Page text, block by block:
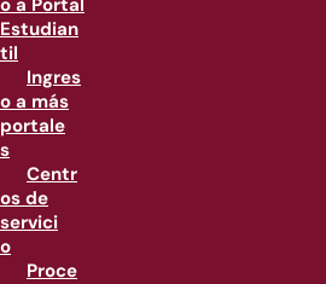
o a Portal
Estudian
til
Ingres
o a más
portale
s
Centr
os de
servici
o
Proce